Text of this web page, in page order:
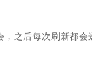
，之后每次刷新都会